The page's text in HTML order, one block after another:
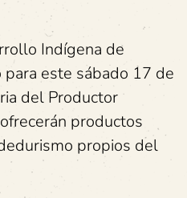
Indígena de
para este sábado 17 de
del Productor
productos
propios del